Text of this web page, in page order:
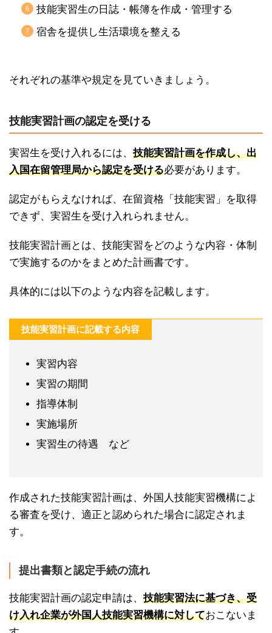
技能実習生の日誌・帳簿を作成・管理する
宿舎を提供し生活環境を整える
それぞれの基準や規定を見ていきましょう。
技能実習計画の認定を受ける
実習生を受け入れるには、 技能実習計画を作成し、出
入国在留管理局から認定を受ける必要があります。
認定がもらえなければ、在留資格「技能実習」を取得
できず、実習生を受け入れられません。
技能実習計画とは、技能実習をどのような内容・体制
で実施するのかをまとめた計画書です。
具体的には以下のような内容を記載します。
技能実習計画に記載する内容
実習内容
実習の期間
指導体制
実施場所
実習生の待遇 など
作成された技能実習計画は、外国人技能実習機構によ
る審査を受け、適正と認められた場合に認定されま
す。
提出書類と認定手続の流れ
技能実習計画の認定申請は、 技能実習法に基づき、受
け入れ企業が外国人技能実習機構に対しておこないま